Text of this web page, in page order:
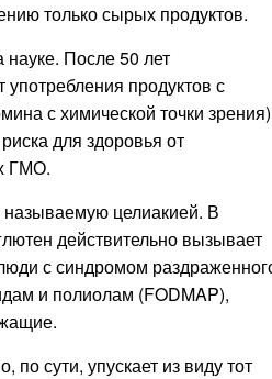
только сырых продуктов.
После 50 лет
употребления продуктов с
с химической точки
для здоровья от
ГМО.
называемую целиакией. В
действительно вызывает
с синдромом
и полиолам (FODMAP),
сути, упускает из виду тот